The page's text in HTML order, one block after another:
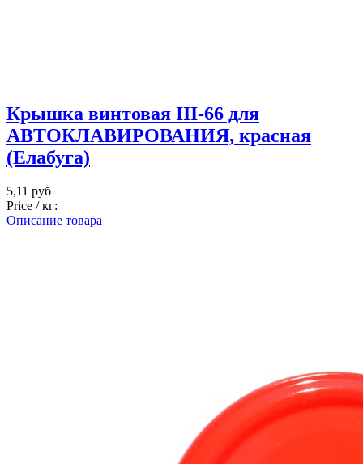
Крышка винтовая III-66 для
АВТОКЛАВИРОВАНИЯ, красная
(Елабуга)
5,11 руб
Price / кг:
Описание товара